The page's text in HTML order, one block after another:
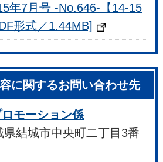
年7月号 -No.646-【14-15
形式／1.44MB]
に関するお問い合わせ先
モーション係
県結城市中央町二丁目3番